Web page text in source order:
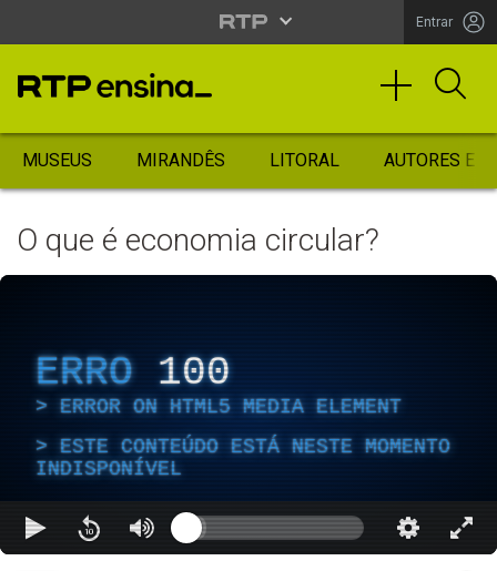
Entrar
MUSEUS MIRANDÊS LITORAL AUTORES
O que é economia circular?
ERRO 100
ERROR ON HTML5 MEDIA ELEMENT
ESTE CONTEÚDO ESTÁ NESTE MOMENTO
INDISPONÍVEL